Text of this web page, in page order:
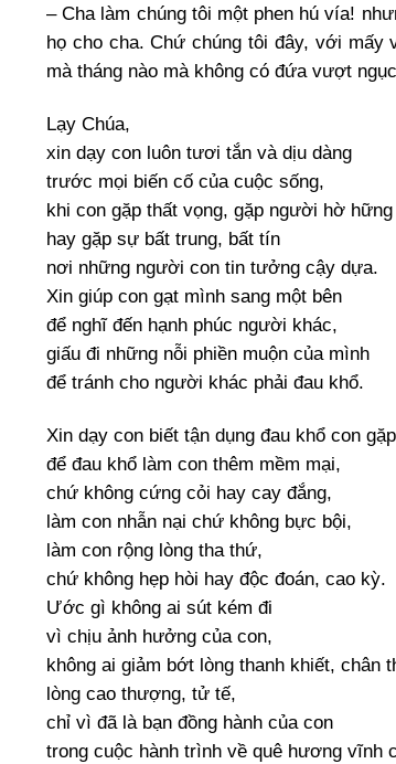
– Cha làm chúng tôi một phen hú vía!
họ cho cha. Chứ chúng tôi đây, với
mà tháng nào mà không có đứa vượt
Lạy Chúa,
xin dạy con luôn tươi tắn và dịu dàng
trước mọi biến cố của cuộc sống,
khi con gặp thất vọng, gặp người hờ
hay gặp sự bất trung, bất tín
nơi những người con tin tưởng cậy dựa.
Xin giúp con gạt mình sang một bên
để nghĩ đến hạnh phúc người khác,
giấu đi những nỗi phiền muộn của mình
để tránh cho người khác phải đau khổ.
Xin dạy con biết tận dụng đau khổ con
để đau khổ làm con thêm mềm mại,
chứ không cứng cỏi hay cay đắng,
làm con nhẫn nại chứ không bực bội,
làm con rộng lòng tha thứ,
chứ không hẹp hòi hay độc đoán, cao kỳ.
Ước gì không ai sút kém đi
vì chịu ảnh hưởng của con,
không ai giảm bớt lòng thanh khiết, chân
lòng cao thượng, tử tế,
chỉ vì đã là bạn đồng hành của con
trong cuộc hành trình về quê hương vĩnh